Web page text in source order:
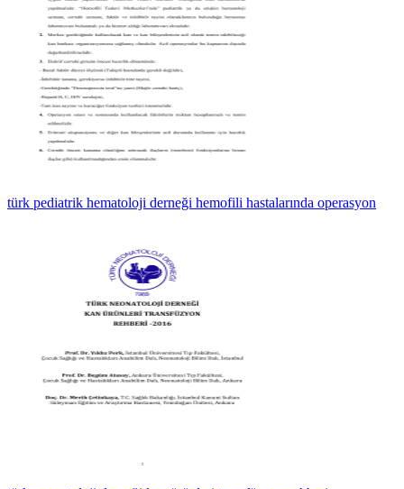
türk pediatrik hematoloji derneği hemofili hastalarında operasyon